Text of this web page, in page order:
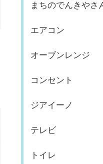
まちのでんきやさ
エアコン
オーブンレンジ
コンセント
ジアイーノ
テレビ
トイレ